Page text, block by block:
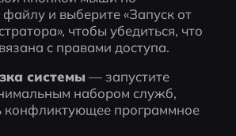
и выберите «Запуск от
чтобы убедиться, что
с правами доступа.
системы — запустите
набором служб,
конфликтующее программное